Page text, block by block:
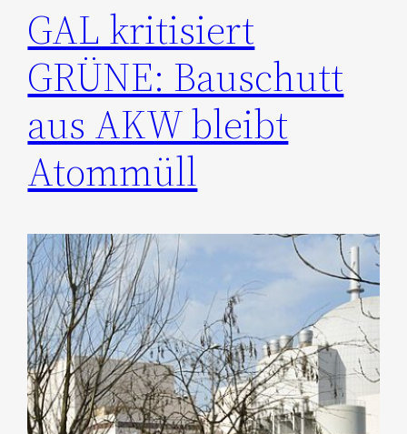
GAL kritisiert
GRÜNE: Bauschutt
aus AKW bleibt
Atommüll